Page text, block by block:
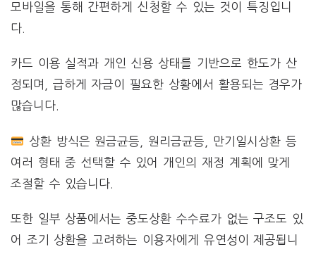
모바일을 통해 간편하게 신청할 수 있는 것이 특징입니
다.
카드 이용 실적과 개인 신용 상태를 기반으로 한도가 산
정되며, 급하게 자금이 필요한 상황에서 활용되는 경우가
많습니다.
상환 방식은 원금균등, 원리금균등, 만기일시상환 등
여러 형태 중 선택할 수 있어 개인의 재정 계획에 맞게
조절할 수 있습니다.
또한 일부 상품에서는 중도상환 수수료가 없는 구조도 있
어 조기 상환을 고려하는 이용자에게 유연성이 제공됩니